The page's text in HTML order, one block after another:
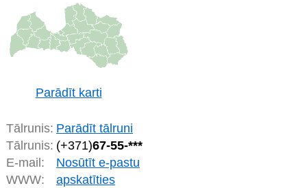
Parādīt karti
Tālrunis: Parādīt tālruni
Tālrunis: (+371)67-55-***
E-mail:
Nosūtīt e-pastu
WWW:
apskatīties